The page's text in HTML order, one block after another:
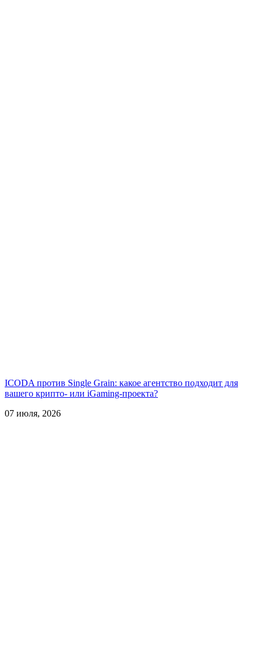
ICODA против Single Grain: какое агентство подходит для
вашего крипто- или iGaming-проекта?
07 июля, 2026